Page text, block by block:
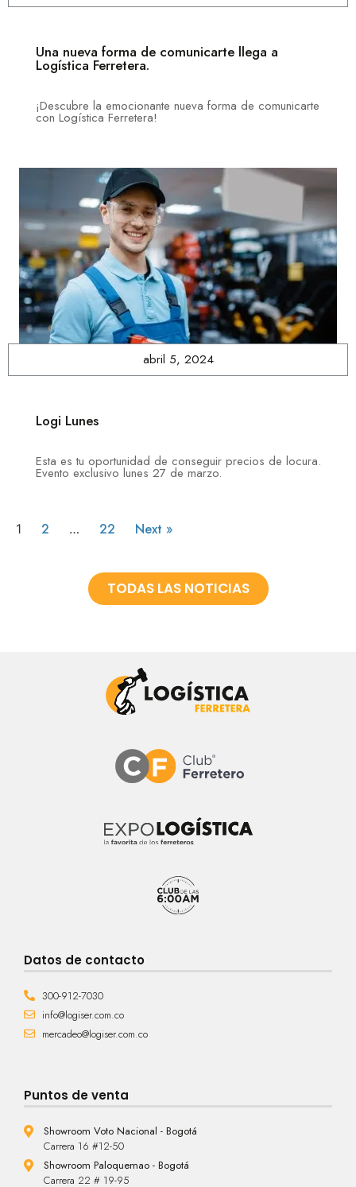
Una nueva forma de comunicarte llega a
Logística Ferretera.
¡Descubre la emocionante nueva forma de comunicarte
con Logística Ferretera!
abril 5, 2024
Logi Lunes
Esta es tu oportunidad de conseguir precios de locura.
Evento exclusivo lunes 27 de marzo.
1 2 … 22 Next »
TODAS LAS NOTICIAS
Datos de contacto
300-912-7030
info@logiser.com.co
mercadeo@logiser.com.co
Puntos de venta
Showroom Voto Nacional - Bogotá
Carrera 16 #12-50
Showroom Paloquemao - Bogotá
Carrera 22 # 19-95